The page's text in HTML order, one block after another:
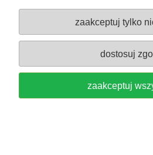
1 x KrążEK ścierny
zaakceptuj tylko
dostosuj
zaakceptuj